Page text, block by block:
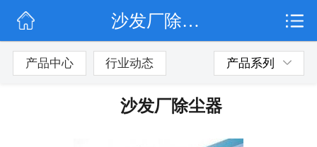
公司简介
沙发厂除尘器
产品中心 行业动态 产品系列
沙发厂除尘器